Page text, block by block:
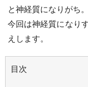
と神経質になりがち。
今回は神経質になり
えします。
目次